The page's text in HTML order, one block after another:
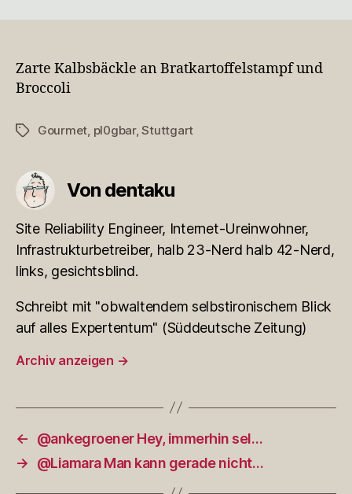
Zarte Kalbsbäckle an Bratkartoffelstampf und
Broccoli
Schlagwörter
Gourmet pl0gbar,Stuttgart
Von dentaku
Site Reliability Engineer, Internet-Ureinwohner,
Infrastrukturbetreiber, halb 23-Nerd halb 42-Nerd,
links, gesichtsblind.
Schreibt mit "obwaltendem selbstironischem Blick
auf alles Expertentum" (Süddeutsche Zeitung)
Archiv anzeigen →
←
@ankegroener Hey, immerhin sel…
→
@Liamara Man kann gerade nicht…